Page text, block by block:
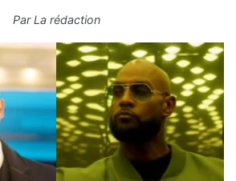
ParLa rédaction